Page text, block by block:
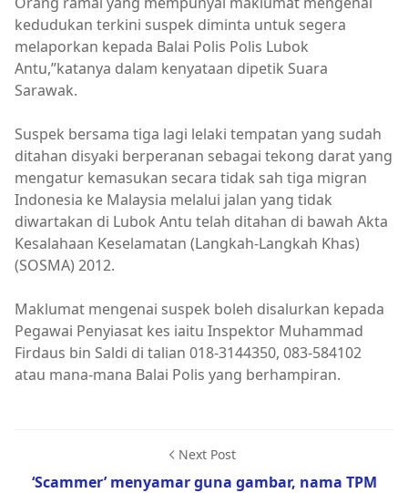
kedudukan terkini suspek diminta untuk segera
melaporkan kepada Balai Polis Polis Lubok
Antu,”katanya dalam kenyataan dipetik Suara
Sarawak.
Suspek bersama tiga lagi lelaki tempatan yang sudah
ditahan disyaki berperanan sebagai tekong darat yang
mengatur kemasukan secara tidak sah tiga migran
Indonesia ke Malaysia melalui jalan yang tidak
diwartakan di Lubok Antu telah ditahan di bawah Akta
Kesalahaan Keselamatan (Langkah-Langkah Khas)
(SOSMA) 2012.
Maklumat mengenai suspek boleh disalurkan kepada
Pegawai Penyiasat kes iaitu Inspektor Muhammad
Firdaus bin Saldi di talian 018-3144350, 083-584102
atau mana-mana Balai Polis yang berhampiran.
Next Post
‘Scammer’ menyamar guna gambar, nama TPM